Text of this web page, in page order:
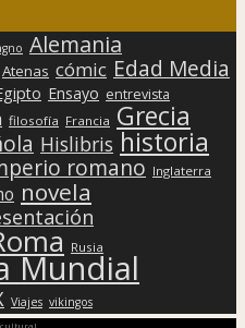
Alemania
Atenas cómic Edad Media
Ensayo entrevista
filosofía Francia Grecia
Hislibris historia
romano Inglaterra
novela
Rusia
Mundial
Viajes vikingos
cultural